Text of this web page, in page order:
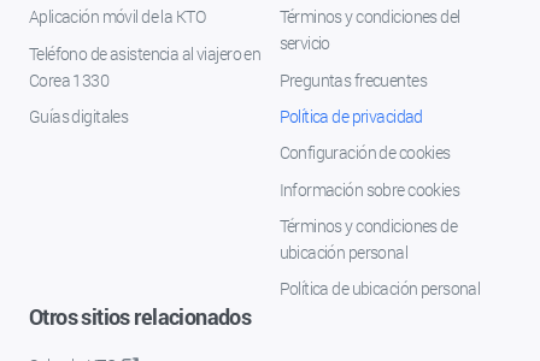
Aplicación móvil de la KTO
Teléfono de asistencia al viajero en
Corea 1330
Guías digitales
Términos y condiciones del
servicio
Preguntas frecuentes
Política de privacidad
Configuración de cookies
Información sobre cookies
Términos y condiciones de
ubicación personal
Política de ubicación personal
Otros sitios relacionados